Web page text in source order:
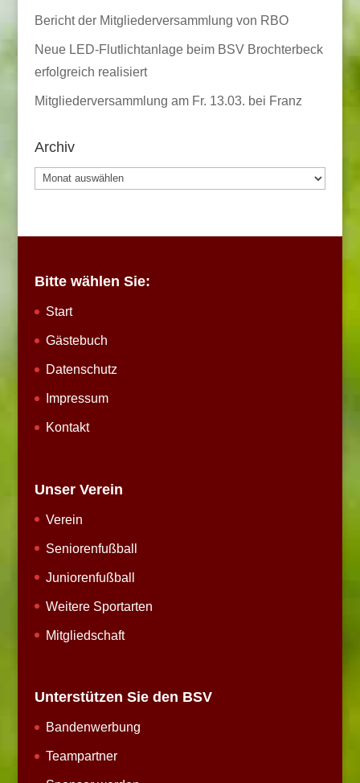
Bericht der Mitgliederversammlung von RBO
Neue LED-Flutlichtanlage beim BSV Brochterbeck
erfolgreich realisiert
Mitgliederversammlung am Fr. 13.03. bei Franz
Archiv
Archiv
Bitte wählen Sie:
Start
Gästebuch
Datenschutz
Impressum
Kontakt
Unser Verein
Verein
Seniorenfußball
Juniorenfußball
Weitere Sportarten
Mitgliedschaft
Unterstützen Sie den BSV
Bandenwerbung
Teampartner